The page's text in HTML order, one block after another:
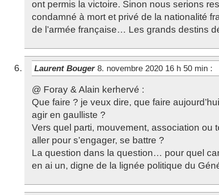
ont permis la victoire. Sinon nous serions
condamné à mort et privé de la nationalité
de l’armée française… Les grands destins
Laurent Bouger 8. novembre 2020 16 h 50 min :
@ Foray & Alain kerhervé :
Que faire ? je veux dire, que faire
agir en gaulliste ?
Vers quel parti, mouvement, association ou
aller pour s’engager, se battre ?
La question dans la question… pour quel
en ai un, digne de la lignée politique du